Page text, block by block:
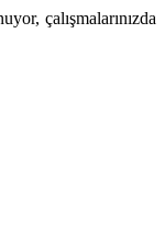
çalışmalarınızda